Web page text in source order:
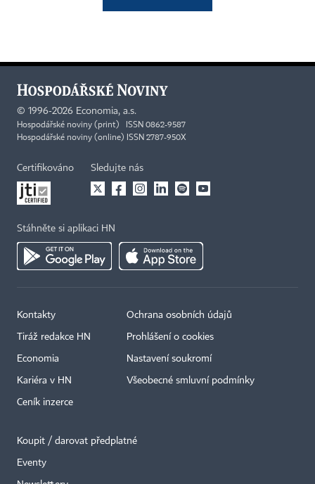
© 1996-2026 Economia, a.s.
Hospodářské noviny (print) ISSN 0862-9587
Hospodářské noviny (online) ISSN 2787-950X
Certifikováno Sledujte nás
Stáhněte si aplikaci HN
Kontakty
Tiráž redakce HN
Economia
Kariéra v HN
Ceník inzerce
Ochrana osobních údajů
Prohlášení o cookies
Nastavení soukromí
Všeobecné smluvní podmínky
Koupit / darovat předplatné
Eventy